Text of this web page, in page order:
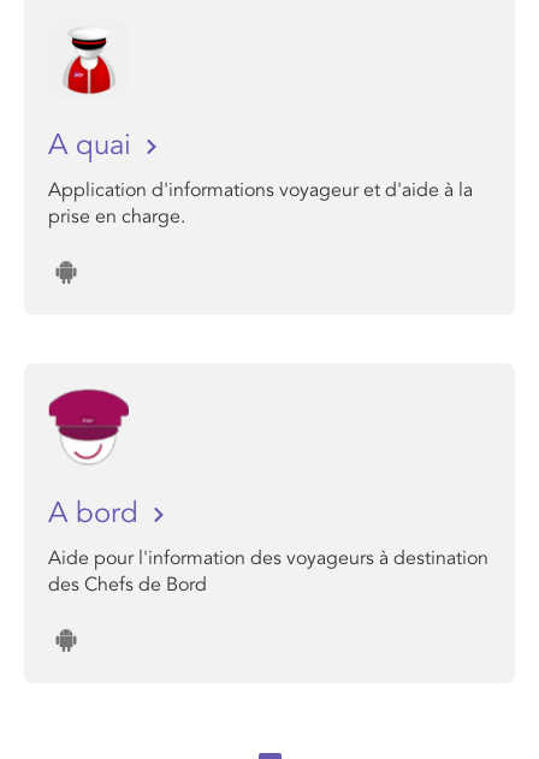
A quai
Application d'informations voyageur et d'aide à la
prise en charge.
A bord
Aide pour l'information des voyageurs à destination
des Chefs de Bord